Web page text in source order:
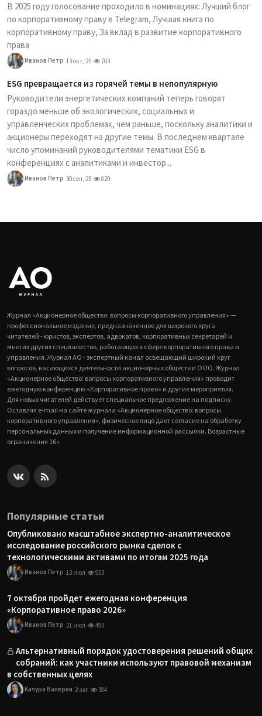
В 2025 году голосование проходило в номинациях: Лучший блог
по корпоративному праву в Telegram, Лучшая книга по
корпоративному праву, За вклад в развитие корпоративного
права
Иванов Петр 13 окт, 25 703
ESG превращается из горячей темы в непопулярную
Руководители энергетических компаний теперь говорят
гораздо меньше об экологических, социальных и
управленческих проблемах, чем раньше, поскольку аналитики и
акционеры переходят на другие темы. В последнем квартале
число упоминаний руководителями тематики ESG в
конференциях с аналитиками и инвестор...
Иванов Петр 30 сен, 25 829
Журнал «Акционерное общество: вопросы корпоративного управления» —
профессиональное издание, предназначенное для широкого круга
читателей - юристов, экспертов, адвокатов, корпоративных секретарей и
многих других специалистов, работающих в сфере корпоративного права и
управления. Журнал АО - экспертный канал освещающий широкий круг
вопросов, касающихся деятельности акционерных обществ и ООО. Журнал
«Акционерное общество: вопросы корпоративного управления» проводит
ежегодную конференцию «Корпоративное право» и другие мероприятия.
Для новых читателей действует специальное предложение на подписку.
Оставляя e-mail на сайте журнала «Акционерное общество: вопросы
корпоративного управления», физическое лицо дает согласие на обработку
персональных данных и получение информационной рассылки. Возрастные
ограничения 16+
Популярные статьи
Опубликовано масштабное экспертно-аналитическое
исследование российского рынка сделок с
технологическими активами по итогам 2025 года
Иванов Петр 13 июл 953
7 октября пройдет ежегодная конференция
«Корпоративное право 2026»
Иванов Петр 21 июл 493
Альтернативный порядок удостоверения решений общих
собраний: как участники используют правовой механизм
в собственных целях
Качура Валерия 2 авг 384